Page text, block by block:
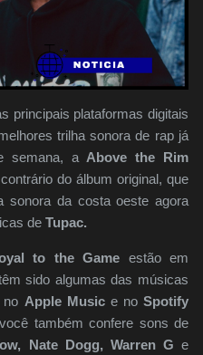
principais plataformas digitais
trilha sonora de rap já
semana, a Above the Rim
do álbum original, que
sonora da costa oeste agora
de Tupac.
to the Game estão em
sido algumas das músicas
no Apple Music e noSpotify
também confere sons de
Nate Dogg, Warren G e